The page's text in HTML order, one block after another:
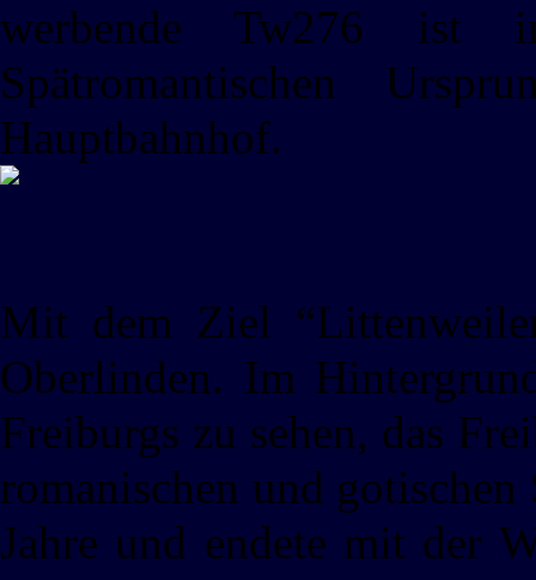
werbende Tw276 ist
Spätromantischen
Hauptbahnhof.
Mit dem Ziel
Oberlinden. Im
Freiburgs zu sehen, das
romanischen und
Jahre und endete mit der